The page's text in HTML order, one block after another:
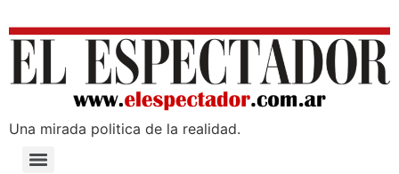
Una mirada poli­tica de la realidad.